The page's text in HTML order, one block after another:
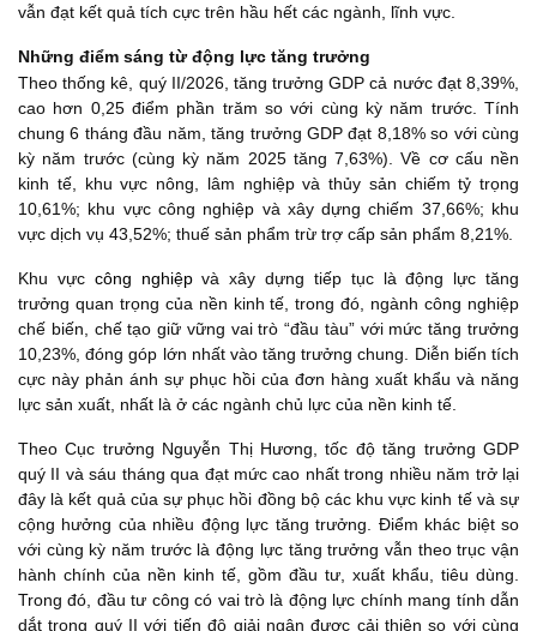
vẫn đạt kết quả tích cực trên hầu hết các ngành, lĩnh vực.
Những điểm sáng từ động lực tăng trưởng
Theo thống kê, quý II/2026, tăng trưởng GDP cả nước đạt 8,39%,
cao hơn 0,25 điểm phần trăm so với cùng kỳ năm trước. Tính
chung 6 tháng đầu năm, tăng trưởng GDP đạt 8,18% so với cùng
kỳ năm trước (cùng kỳ năm 2025 tăng 7,63%). Về cơ cấu nền
kinh tế, khu vực nông, lâm nghiệp và thủy sản chiếm tỷ trọng
10,61%; khu vực công nghiệp và xây dựng chiếm 37,66%; khu
vực dịch vụ 43,52%; thuế sản phẩm trừ trợ cấp sản phẩm 8,21%.
Khu vực công nghiệpvà xây dựng tiếp tục là động lực tăng
trưởng quan trọng của nền kinh tế, trong đó, ngành công nghiệp
chế biến, chế tạo giữ vững vai trò “đầu tàu” với mức tăng trưởng
10,23%, đóng góp lớn nhất vào tăng trưởng chung. Diễn biến tích
cực này phản ánh sự phục hồi của đơn hàng xuất khẩu và năng
lực sản xuất, nhất là ở các ngành chủ lực của nền kinh tế.
Theo Cục trưởng Nguyễn Thị Hương, tốc độ tăng trưởng GDP
quý II và sáu tháng qua đạt mức cao nhất trong nhiều năm trở lại
đây là kết quả của sự phục hồi đồng bộ các khu vực kinh tế và sự
cộng hưởng của nhiều động lực tăng trưởng. Điểm khác biệt so
với cùng kỳ năm trước là động lực tăng trưởng vẫn theo trục vận
hành chính của nền kinh tế, gồm đầu tư, xuất khẩu, tiêu dùng.
Trong đó, đầu tư công có vai trò là động lực chính mang tính dẫn
dắt trong quý II với tiến độ giải ngân được cải thiện so với cùng